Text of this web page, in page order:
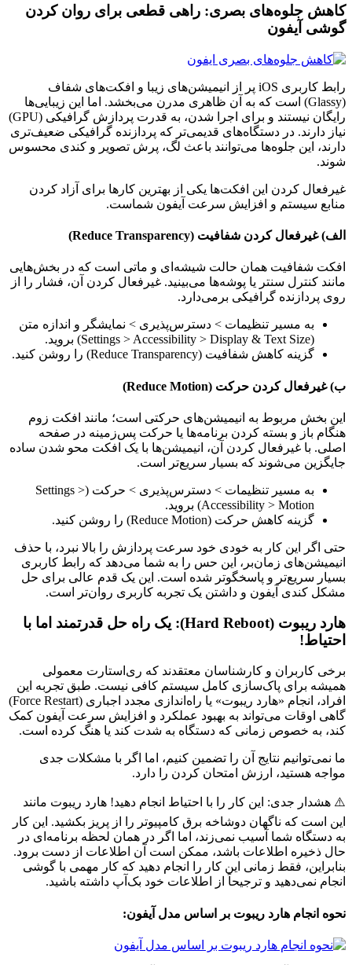
کاهش جلوه‌های بصری: راهی قطعی برای روان کردن
گوشی آیفون
رابط کاربری iOS پر از انیمیشن‌های زیبا و افکت‌های شفاف
(Glassy) است که به آن ظاهری مدرن می‌بخشد. اما این زیبایی‌ها
رایگان نیستند و برای اجرا شدن، به قدرت پردازش گرافیکی (GPU)
نیاز دارند. در دستگاه‌های قدیمی‌تر که پردازنده گرافیکی ضعیف‌تری
دارند، این جلوه‌ها می‌توانند باعث لگ، پرش تصویر و کندی محسوس
شوند.
غیرفعال کردن این افکت‌ها یکی از بهترین کارها برای آزاد کردن
منابع سیستم و افزایش سرعت آیفون شماست.
الف) غیرفعال کردن شفافیت (Reduce Transparency)
افکت شفافیت همان حالت شیشه‌ای و ماتی است که در بخش‌هایی
مانند کنترل سنتر یا پوشه‌ها می‌بینید. غیرفعال کردن آن، فشار را از
روی پردازنده گرافیکی برمی‌دارد.
به مسیر تنظیمات > دسترس‌پذیری > نمایشگر و اندازه متن
(Settings > Accessibility > Display & Text Size) بروید.
گزینه کاهش شفافیت (Reduce Transparency) را روشن کنید.
ب) غیرفعال کردن حرکت (Reduce Motion)
این بخش مربوط به انیمیشن‌های حرکتی است؛ مانند افکت زوم
هنگام باز و بسته کردن برنامه‌ها یا حرکت پس‌زمینه در صفحه
اصلی. با غیرفعال کردن آن، انیمیشن‌ها با یک افکت محو شدن ساده
جایگزین می‌شوند که بسیار سریع‌تر است.
به مسیر تنظیمات > دسترس‌پذیری > حرکت (Settings >
Accessibility > Motion) بروید.
گزینه کاهش حرکت (Reduce Motion) را روشن کنید.
حتی اگر این کار به خودی خود سرعت پردازش را بالا نبرد، با حذف
انیمیشن‌های زمان‌بر، این حس را به شما می‌دهد که رابط کاربری
بسیار سریع‌تر و پاسخگوتر شده است. این یک قدم عالی برای حل
مشکل کندی آیفون و داشتن یک تجربه کاربری روان‌تر است.
هارد ریبوت (Hard Reboot): یک راه حل قدرتمند اما با
احتیاط!
برخی کاربران و کارشناسان معتقدند که ری‌استارت معمولی
همیشه برای پاک‌سازی کامل سیستم کافی نیست. طبق تجربه این
افراد، انجام «هارد ریبوت» یا راه‌اندازی مجدد اجباری (Force Restart)
گاهی اوقات می‌تواند به بهبود عملکرد و افزایش سرعت آیفون کمک
کند، به خصوص زمانی که دستگاه به شدت کند یا هنگ کرده است.
ما نمی‌توانیم نتایج آن را تضمین کنیم، اما اگر با مشکلات جدی
مواجه هستید، ارزش امتحان کردن را دارد.
⚠️ هشدار جدی: این کار را با احتیاط انجام دهید! هارد ریبوت مانند
این است که ناگهان دوشاخه برق کامپیوتر را از پریز بکشید. این کار
به دستگاه شما آسیب نمی‌زند، اما اگر در همان لحظه برنامه‌ای در
حال ذخیره اطلاعات باشد، ممکن است آن اطلاعات از دست برود.
بنابراین، فقط زمانی این کار را انجام دهید که کار مهمی با گوشی
انجام نمی‌دهید و ترجیحاً از اطلاعات خود بک‌آپ داشته باشید.
نحوه انجام هارد ریبوت بر اساس مدل آیفون: